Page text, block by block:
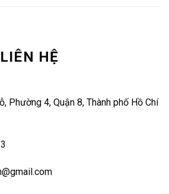
HỆ
Phường 4, Quận 8, Thành phố Hồ Chí